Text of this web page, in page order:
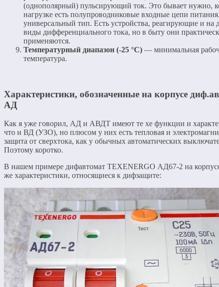
(однополярный) пульсирующий ток. Это бывает нужно,
нагрузке есть полупроводниковые входные цепи
универсальный тип. Есть устройства, реагирующие и на
виды дифференциального тока, но в быту они
применяются.
Температурный диапазон (-25 °С) — минимальная
температура.
Характеристики, обозначенные на корпусе
АД
Как я уже говорил, АД и АВДТ имеют те хе функции и
что и ВД (УЗО), но плюсом у них есть тепловая и
защита от сверхтока, как у обычных автоматических
Поэтому коротко.
В нашем примере дифавтомат TEXENERGO АД67-2 на
же характеристики, относящиеся к дифзащите: